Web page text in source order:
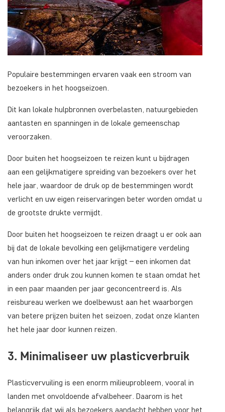
Populaire bestemmingen ervaren vaak een stroom van
bezoekers in het hoogseizoen.
Dit kan lokale hulpbronnen overbelasten, natuurgebieden
aantasten en spanningen in de lokale gemeenschap
veroorzaken.
Door buiten het hoogseizoen te reizen kunt u bijdragen
aan een gelijkmatigere spreiding van bezoekers over het
hele jaar, waardoor de druk op de bestemmingen wordt
verlicht en uw eigen reiservaringen beter worden omdat u
de grootste drukte vermijdt.
Door buiten het hoogseizoen te reizen draagt u er ook aan
bij dat de lokale bevolking een gelijkmatigere verdeling
van hun inkomen over het jaar krijgt – een inkomen dat
anders onder druk zou kunnen komen te staan omdat het
in een paar maanden per jaar geconcentreerd is. Als
reisbureau werken we doelbewust aan het waarborgen
van betere prijzen buiten het seizoen, zodat onze klanten
het hele jaar door kunnen reizen.
3. Minimaliseer uw plasticverbruik
Plasticvervuiling is een enorm milieuprobleem, vooral in
landen met onvoldoende afvalbeheer. Daarom is het
belangrijk dat wij als bezoekers aandacht hebben voor het